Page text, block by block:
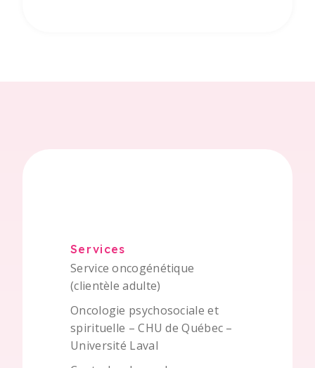
Services
Service oncogénétique
(clientèle adulte)
Oncologie psychosociale et
spirituelle – CHU de Québec –
Université Laval